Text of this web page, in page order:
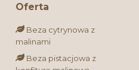
Oferta
Beza cytrynowa z
malinami
Beza pistacjowa z